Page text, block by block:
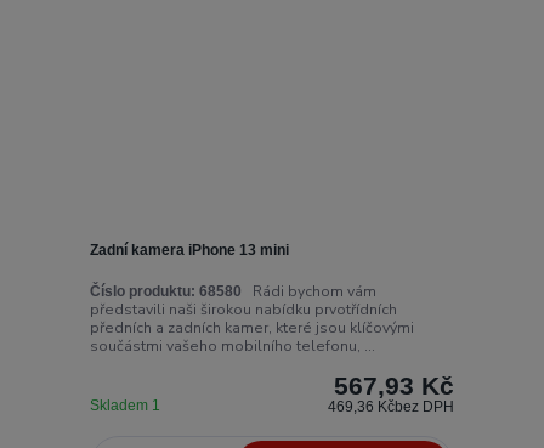
Zadní kamera iPhone 13 mini
Číslo produktu: 68580
Rádi bychom vám
představili naši širokou nabídku prvotřídních
předních a zadních kamer, které jsou klíčovými
součástmi vašeho mobilního telefonu, ...
567,93 Kč
469,36 Kčbez DPH
Skladem 1